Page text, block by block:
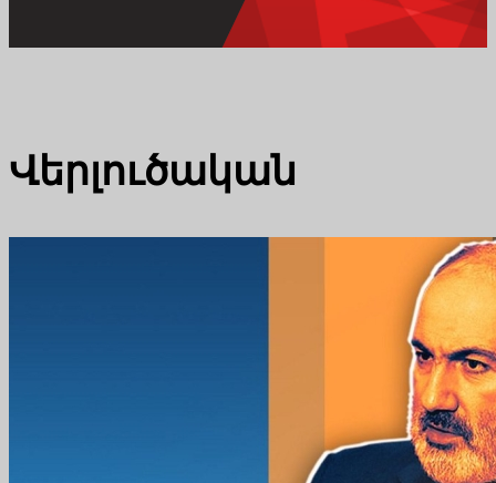
Վերլուծական